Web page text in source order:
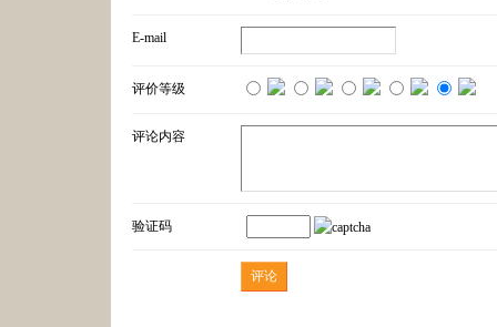
E-mail
评价等级
评论内容
验证码